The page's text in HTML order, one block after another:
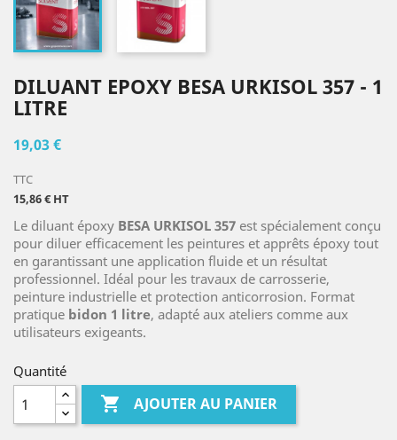
DILUANT EPOXY BESA URKISOL 357 - 1
LITRE
19,03 €
TTC
15,86 € HT
Le diluant époxy BESA URKISOL 357 est spécialement conçu
pour diluer efficacement les peintures et apprêts époxy tout
en garantissant une application fluide et un résultat
professionnel. Idéal pour les travaux de carrosserie,
peinture industrielle et protection anticorrosion. Format
pratique bidon 1 litre, adapté aux ateliers comme aux
utilisateurs exigeants.
Quantité
 AJOUTER AU PANIER